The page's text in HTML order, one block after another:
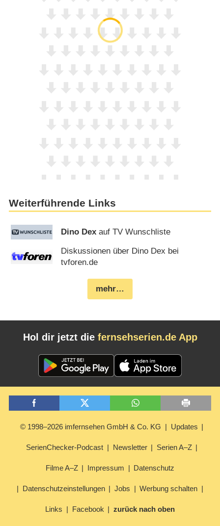
Weiterführende Links
Dino Dex auf TV Wunschliste
Diskussionen über Dino Dex bei
tvforen.de
mehr…
Hol dir jetzt die fernsehserien.de App
© 1998–2026 imfernsehen GmbH & Co. KG Updates
SerienChecker-Podcast Newsletter Serien A–Z
Filme A–Z Impressum Datenschutz
Datenschutzeinstellungen Jobs Werbung schalten
Links Facebook zurück nach oben